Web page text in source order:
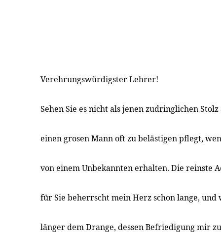
Verehrungswürdigster Lehrer!
Sehen Sie es nicht als jenen zudringlichen
einen grosen Mann oft zu belästigen pflegt,
von einem Unbekannten erhalten. Die reinste
für Sie beherrscht mein Herz schon lange, und
länger dem Drange, dessen Befriedigung mir